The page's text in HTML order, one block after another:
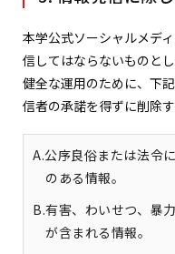
本学公式ソーシャルメデ
信してはならないものとし
健全な運用のために、下
信者の承諾を得ずに削除
A.公序良俗または法令
のある情報。
B.有害、わいせつ、暴
が含まれる情報。